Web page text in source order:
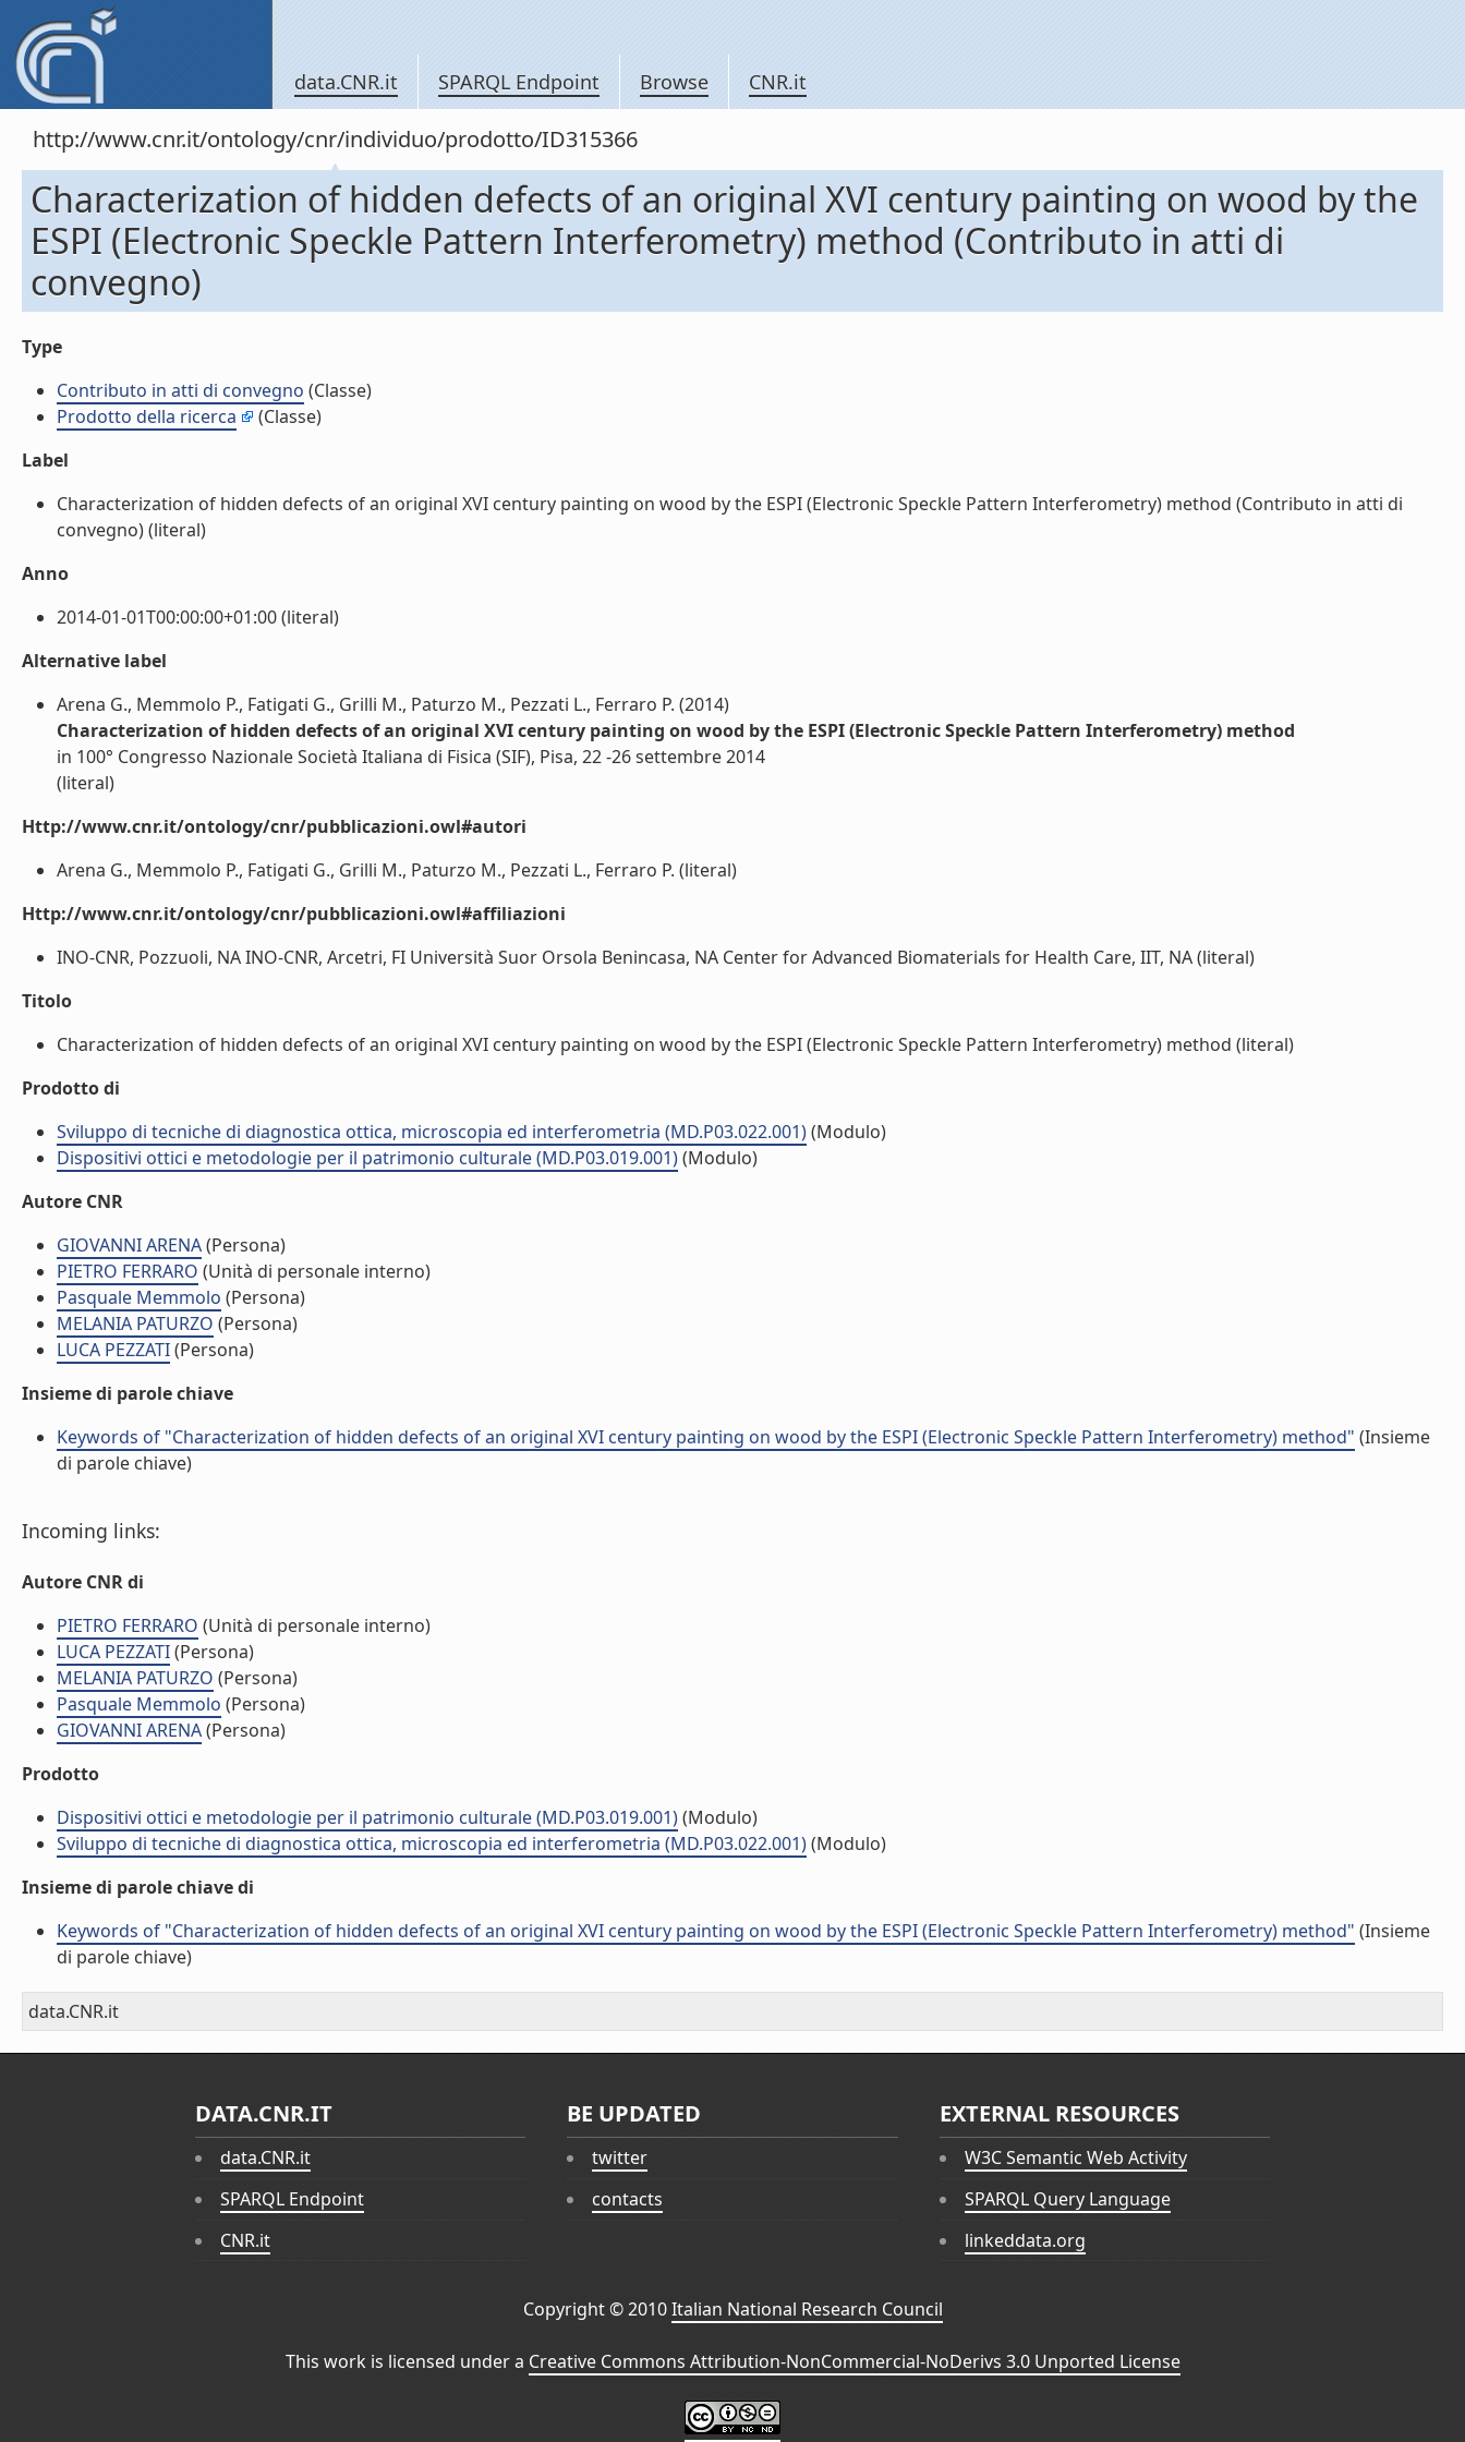
data.CNR.it SPARQL Endpoint Browse CNR.it
http://www.cnr.it/ontology/cnr/individuo/prodotto/ID315366
Characterization of hidden defects of an original XVI century painting on wood by the
ESPI (Electronic Speckle Pattern Interferometry) method (Contributo in atti di
convegno)
Type
Contributo in atti di convegno (Classe)
Prodotto della ricerca
(Classe)
Label
Characterization of hidden defects of an original XVI century painting on wood by the ESPI (Electronic Speckle Pattern Interferometry) method (Contributo in atti di
convegno) (literal)
Anno
2014-01-01T00:00:00+01:00 (literal)
Alternative label
Arena G., Memmolo P., Fatigati G., Grilli M., Paturzo M., Pezzati L., Ferraro P. (2014)
Characterization of hidden defects of an original XVI century painting on wood by the ESPI (Electronic Speckle Pattern Interferometry) method
in 100° Congresso Nazionale Società Italiana di Fisica (SIF), Pisa, 22 -26 settembre 2014
(literal)
Http://www.cnr.it/ontology/cnr/pubblicazioni.owl#autori
Arena G., Memmolo P., Fatigati G., Grilli M., Paturzo M., Pezzati L., Ferraro P. (literal)
Http://www.cnr.it/ontology/cnr/pubblicazioni.owl#affiliazioni
INO-CNR, Pozzuoli, NA INO-CNR, Arcetri, FI Università Suor Orsola Benincasa, NA Center for Advanced Biomaterials for Health Care, IIT, NA (literal)
Titolo
Characterization of hidden defects of an original XVI century painting on wood by the ESPI (Electronic Speckle Pattern Interferometry) method (literal)
Prodotto di
Sviluppo di tecniche di diagnostica ottica, microscopia ed interferometria (MD.P03.022.001)(Modulo)
Dispositivi ottici e metodologie per il patrimonio culturale (MD.P03.019.001)(Modulo)
Autore CNR
GIOVANNI ARENA(Persona)
PIETRO FERRARO (Unità di personale interno)
Pasquale Memmolo (Persona)
MELANIA PATURZO (Persona)
LUCA PEZZATI(Persona)
Insieme di parole chiave
Keywords of "Characterization of hidden defects of an original XVI century painting on wood by the ESPI (Electronic Speckle Pattern Interferometry) method" (Insieme
di parole chiave)
Incoming links:
Autore CNR di
PIETRO FERRARO (Unità di personale interno)
LUCA PEZZATI(Persona)
MELANIA PATURZO (Persona)
Pasquale Memmolo (Persona)
GIOVANNI ARENA(Persona)
Prodotto
Dispositivi ottici e metodologie per il patrimonio culturale (MD.P03.019.001)(Modulo)
Sviluppo di tecniche di diagnostica ottica, microscopia ed interferometria (MD.P03.022.001)(Modulo)
Insieme di parole chiave di
Keywords of "Characterization of hidden defects of an original XVI century painting on wood by the ESPI (Electronic Speckle Pattern Interferometry) method" (Insieme
di parole chiave)
data.CNR.it
DATA.CNR.IT
data.CNR.it
SPARQL Endpoint
CNR.it
BE UPDATED
twitter
contacts
EXTERNAL RESOURCES
W3C Semantic Web Activity
SPARQL Query Language
linkeddata.org
Copyright © 2010Italian National Research Council
This work is licensed under a Creative Commons Attribution-NonCommercial-NoDerivs 3.0 Unported License